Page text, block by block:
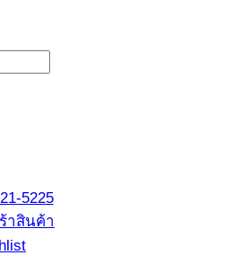
5225
าสินค้า